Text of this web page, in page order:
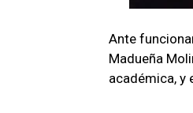
Ante
Madueña
académica, y